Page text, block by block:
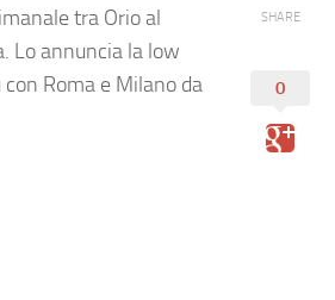
tra Orio al
Lo annuncia la low
con Roma e Milano da
SHARE
0